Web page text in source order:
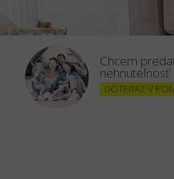
Chcem
nehnuteľnosť
DOTERAZ V